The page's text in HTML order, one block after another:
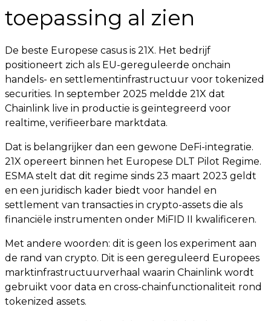
toepassing al zien
De beste Europese casus is 21X. Het bedrijf
positioneert zich als EU-gereguleerde onchain
handels- en settlementinfrastructuur voor tokenized
securities. In september 2025 meldde 21X dat
Chainlink live in productie is geïntegreerd voor
realtime, verifieerbare marktdata.
Dat is belangrijker dan een gewone DeFi-integratie.
21X opereert binnen het Europese DLT Pilot Regime.
ESMA stelt dat dit regime sinds 23 maart 2023 geldt
en een juridisch kader biedt voor handel en
settlement van transacties in crypto-assets die als
financiële instrumenten onder MiFID II kwalificeren.
Met andere woorden: dit is geen los experiment aan
de rand van crypto. Dit is een gereguleerd Europees
marktinfrastructuurverhaal waarin Chainlink wordt
gebruikt voor data en cross-chainfunctionaliteit rond
tokenized assets.